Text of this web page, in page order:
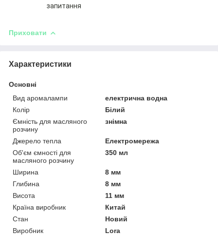
запитання
Приховати
Характеристики
Основні
Вид аромалампи
електрична водна
Колір
Білий
Ємність для масляного
розчину
знімна
Джерело тепла
Електромережа
Об'єм ємності для
масляного розчину
350 мл
Ширина
8 мм
Глибина
8 мм
Висота
11 мм
Країна виробник
Китай
Стан
Новий
Виробник
Lora